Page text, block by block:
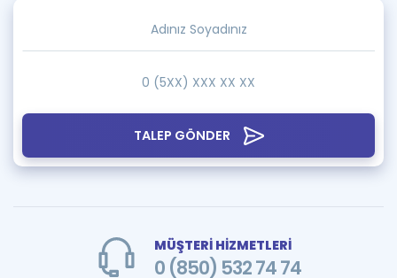
TALEP GÖNDER
MÜŞTERİ HİZMETLERİ
0 (850) 532 74 74